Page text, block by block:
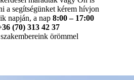
a segítségünket kérem hívjon
napján, a nap 8:00 – 17:00
(70) 313 42 37
örömmel